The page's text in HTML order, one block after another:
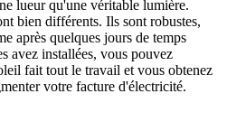
lueur qu'une véritable lumière.
bien différents. Ils sont robustes,
après quelques jours de temps
avez installées, vous pouvez
fait tout le travail et vous obtenez
votre facture d'électricité.